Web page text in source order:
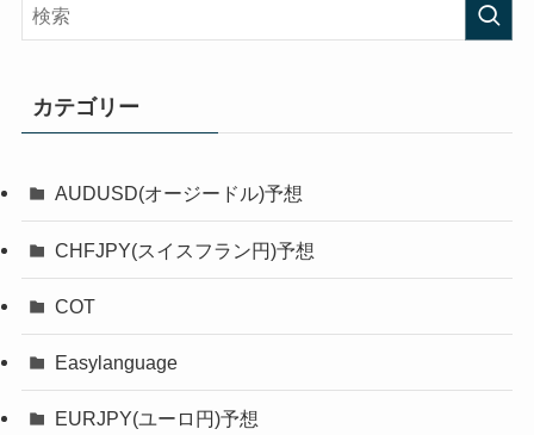
カテゴリー
AUDUSD(オージードル)予想
CHFJPY(スイスフラン円)予想
COT
Easylanguage
EURJPY(ユーロ円)予想